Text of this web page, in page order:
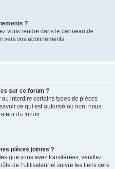
?
vous rendre dans le panneau de
vers vos abonnements.
sur ce forum ?
interdire certains types de pièces
ce qui est autorisé ou non, nous
du forum.
pièces jointes ?
que vous avez transférées, veuillez
de l’utilisateur et suivre les liens vers